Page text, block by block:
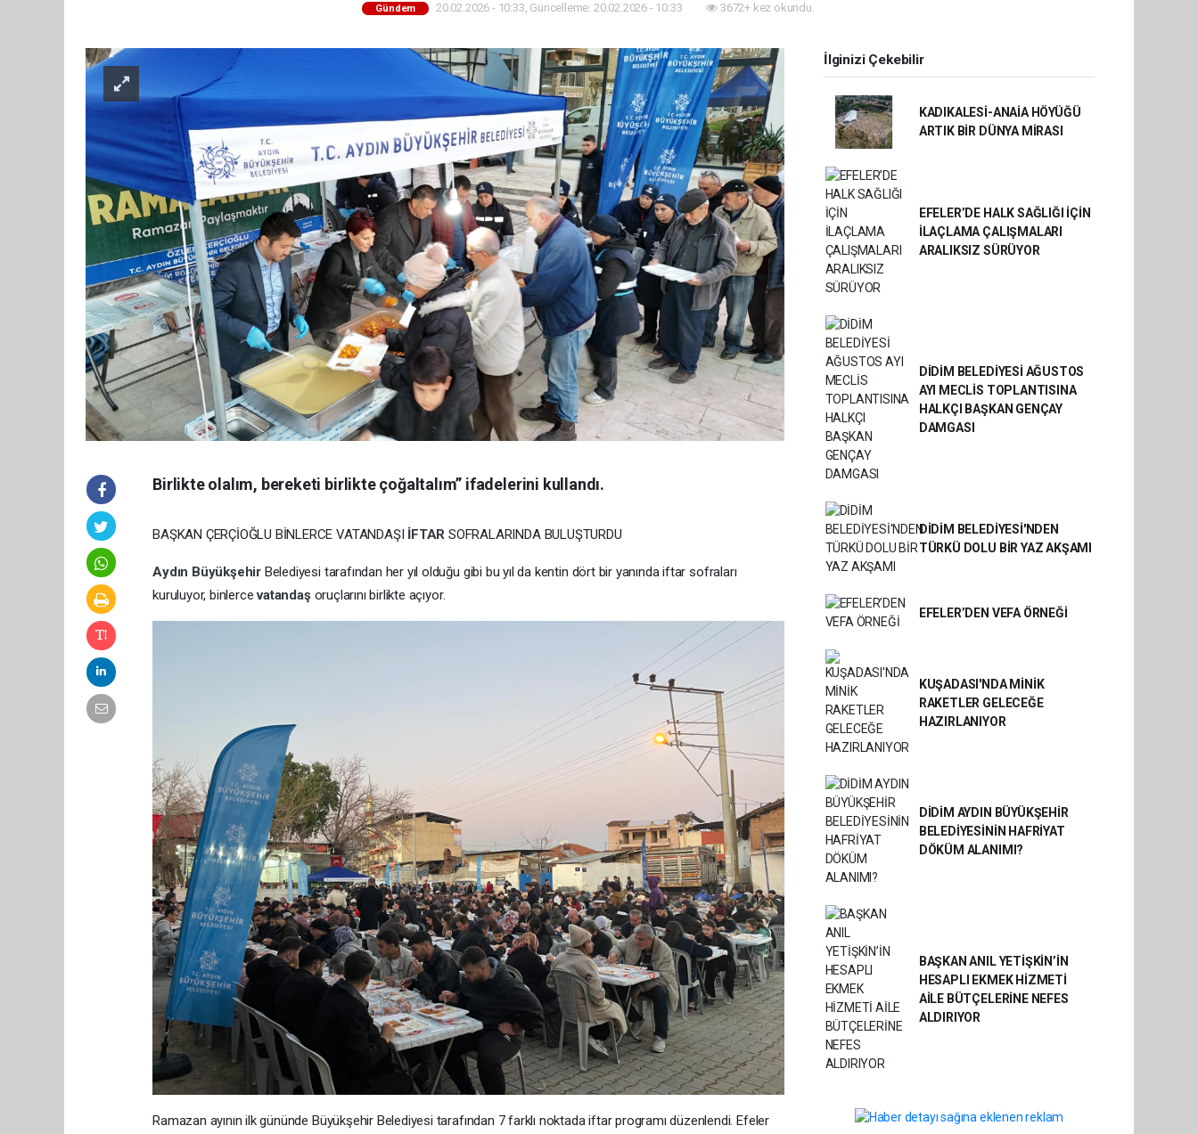
Gündem 20.02.2026 - 10:33, Güncelleme: 20.02.2026 - 10:33 3672+ kez okundu.
Birlikte olalım, bereketi birlikte çoğaltalım” ifadelerini kullandı.
BAŞKAN ÇERÇİOĞLU BİNLERCE VATANDAŞI İFTARSOFRALARINDA BULUŞTURDU
Aydın Büyükşehir Belediyesi tarafından her yıl olduğu gibi bu yıl da kentin dört bir yanında iftar sofraları
kuruluyor, binlercevatandaş oruçlarını birlikte açıyor.
Ramazan ayının ilk gününde Büyükşehir Belediyesi tarafından 7 farklı noktada iftar programı düzenlendi. Efeler
İlginizi Çekebilir
KADIKALESİ-ANAİA HÖYÜĞÜ
ARTIK BİR DÜNYA MİRASI
EFELER’DE HALK SAĞLIĞI İÇİN
İLAÇLAMA ÇALIŞMALARI
ARALIKSIZ SÜRÜYOR
DİDİM BELEDİYESİ AĞUSTOS
AYI MECLİS TOPLANTISINA
HALKÇI BAŞKAN GENÇAY
DAMGASI
DİDİM BELEDİYESİ'NDEN
TÜRKÜ DOLU BİR YAZ AKŞAMI
EFELER’DEN VEFA ÖRNEĞİ
KUŞADASI'NDA MİNİK
RAKETLER GELECEĞE
HAZIRLANIYOR
DİDİM AYDIN BÜYÜKŞEHİR
BELEDİYESİNİN HAFRİYAT
DÖKÜM ALANIMI?
BAŞKAN ANIL YETİŞKİN’İN
HESAPLI EKMEK HİZMETİ
AİLE BÜTÇELERİNE NEFES
ALDIRIYOR